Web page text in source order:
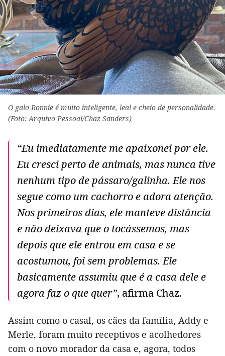
O galo Ronnie é muito inteligente, leal e cheio de personalidade.
(Foto: Arquivo Pessoal/Chaz Sanders)
“Eu imediatamente me apaixonei por ele.
Eu cresci perto de animais, mas nunca tive
nenhum tipo de pássaro/galinha. Ele nos
segue como um cachorro e adora atenção.
Nos primeiros dias, ele manteve distância
e não deixava que o tocássemos, mas
depois que ele entrou em casa e se
acostumou, foi sem problemas. Ele
basicamente assumiu que é a casa dele e
agora faz o que quer”, afirma Chaz.
Assim como o casal, os cães da família, Addy e
Merle, foram muito receptivos e acolhedores
com o novo morador da casa e, agora, todos